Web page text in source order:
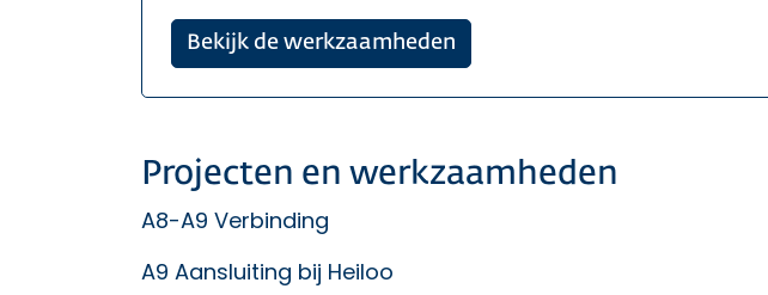
Bekijk de werkzaamheden
Projecten en werkzaamheden
A8-A9 Verbinding
A9 Aansluiting bij Heiloo